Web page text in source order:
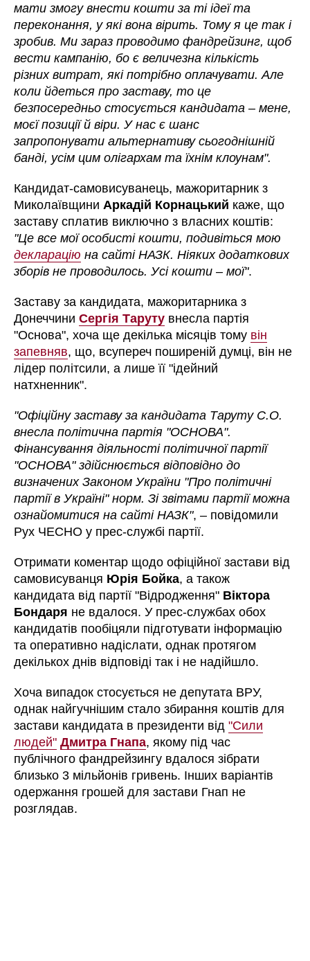
мати змогу внести кошти за ті ідеї та
переконання, у які вона вірить. Тому я це так і
зробив. Ми зараз проводимо фандрейзинг, щоб
вести кампанію, бо є величезна кількість
різних витрат, які потрібно оплачувати. Але
коли йдеться про заставу, то це
безпосередньо стосується кандидата – мене,
моєї позиції й віри. У нас є шанс
запропонувати альтернативу сьогоднішній
банді, усім цим олігархам та їхнім клоунам".
Кандидат-самовисуванець, мажоритарник з
Миколаївщини Аркадій Корнацький каже, що
заставу сплатив виключно з власних коштів:
"Це все мої особисті кошти, подивіться мою
декларацію на сайті НАЗК. Ніяких додаткових
зборів не проводилось. Усі кошти – мої".
Заставу за кандидата, мажоритарника з
ДонеччиниСергія Таруту внесла партія
"Основа", хоча ще декілька місяців тому він
запевняв, що, всупереч поширеній думці, він не
лідер політсили, а лише її "ідейний
натхненник".
"Офіційну заставу за кандидата Таруту С.О.
внесла політична партія "ОСНОВА".
Фінансування діяльності політичної партії
"ОСНОВА" здійснюється відповідно до
визначених Законом України "Про політичні
партії в Україні" норм. Зі звітами партії можна
ознайомитися на сайті НАЗК", – повідомили
Рух ЧЕСНО у прес-службі партії.
Отримати коментар щодо офіційної застави від
самовисуванця Юрія Бойка, а також
кандидата від партії "Відродження" Віктора
Бондаря не вдалося. У прес-службах обох
кандидатів пообіцяли підготувати інформацію
та оперативно надіслати, однак протягом
декількох днів відповіді так і не надійшло.
Хоча випадок стосується не депутата ВРУ,
однак найгучнішим стало збирання коштів для
застави кандидата в президенти від"Сили
людей" Дмитра Гнапа, якому під час
публічного фандрейзингу вдалося зібрати
близько 3 мільйонів гривень. Інших варіантів
одержання грошей для застави Гнап не
розглядав.